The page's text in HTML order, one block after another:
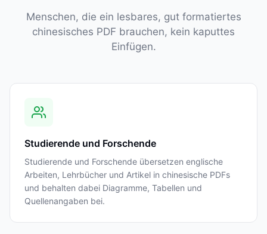
Menschen, die ein lesbares, gut formatiertes
chinesisches PDF brauchen, kein kaputtes
Einfügen.
Studierende und Forschende
Studierende und Forschende übersetzen englische
Arbeiten, Lehrbücher und Artikel in chinesische PDFs
und behalten dabei Diagramme, Tabellen und
Quellenangaben bei.